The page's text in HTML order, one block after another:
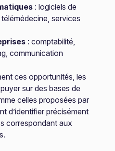
: logiciels de
services
: comptabilité,
communication
ces opportunités, les
sur des bases de
celles proposées par
d’identifier précisément
correspondant aux